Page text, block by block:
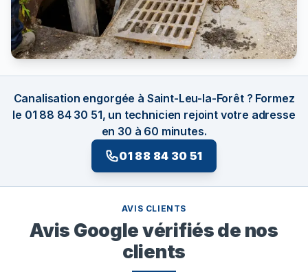
Canalisation engorgée à Saint-Leu-la-Forêt ? Formez
le 01 88 84 30 51, un technicien rejoint votre adresse
en 30 à 60 minutes.
01 88 84 30 51
AVIS CLIENTS
Avis Google vérifiés de nos
clients